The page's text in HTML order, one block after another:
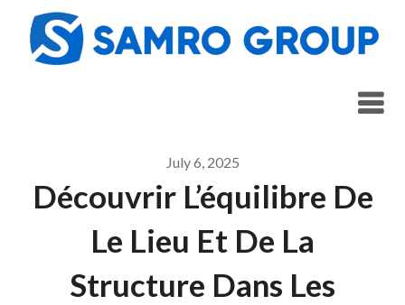
content
July 6, 2025
Découvrir L’équilibre De
Le Lieu Et De La
Structure Dans Les